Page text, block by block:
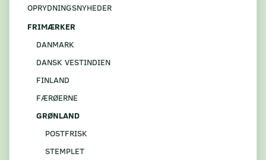
OPRYDNINGSNYHEDER
FRIMÆRKER
DANMARK
DANSK VESTINDIEN
FINLAND
FÆRØERNE
GRØNLAND
POSTFRISK
STEMPLET